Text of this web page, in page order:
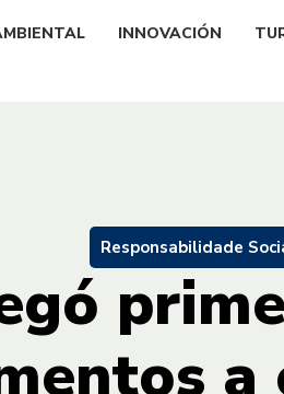
INNOVACIÓN
Responsabilidade
a